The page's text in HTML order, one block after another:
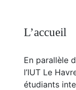
L’accueil
En parallèle
l’IUT Le
étudiants